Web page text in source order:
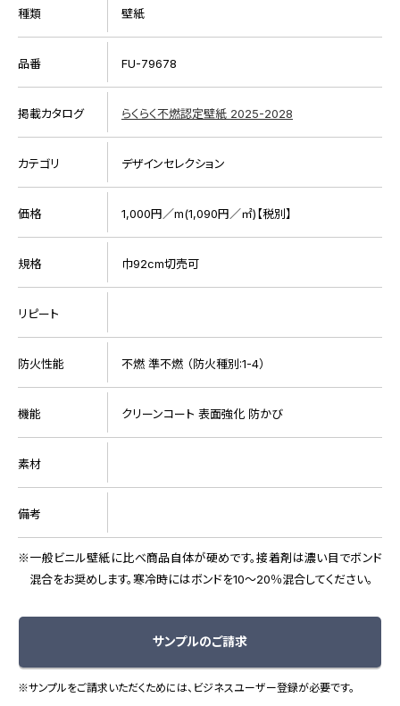
種類 壁紙
品番 FU-79678
掲載カタログ らくらく不燃認定壁紙 2025-2028
カテゴリ デザインセレクション
価格 1,000円／m(1,090円／㎡)【税別】
規格 巾92cm切売可
リピート
防火性能 不燃 準不燃 （防火種別:1-4）
機能 クリーンコート 表面強化 防かび
素材
備考
一般ビニル壁紙に比べ商品自体が硬めです。接着剤は濃い目でボンド
混合をお奨めします。寒冷時にはボンドを10～20％混合してください。
サンプルのご請求
※サンプルをご請求いただくためには、ビジネスユーザー登録が必要です。